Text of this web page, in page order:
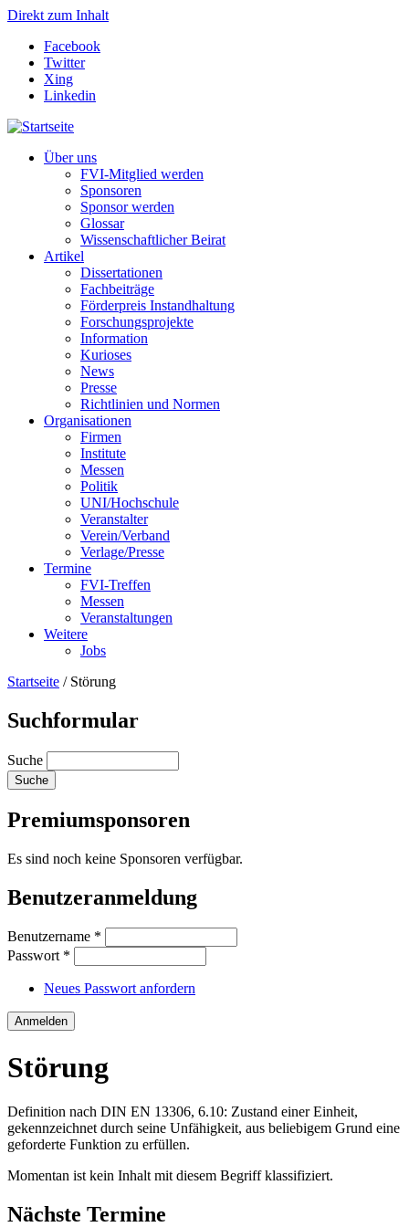
Direkt zum Inhalt
Facebook
Twitter
Xing
Linkedin
Über uns
FVI-Mitglied werden
Sponsoren
Sponsor werden
Glossar
Wissenschaftlicher Beirat
Artikel
Dissertationen
Fachbeiträge
Förderpreis Instandhaltung
Forschungsprojekte
Information
Kurioses
News
Presse
Richtlinien und Normen
Organisationen
Firmen
Institute
Messen
Politik
UNI/Hochschule
Veranstalter
Verein/Verband
Verlage/Presse
Termine
FVI-Treffen
Messen
Veranstaltungen
Weitere
Jobs
Startseite / Störung
Suchformular
Suche
Premiumsponsoren
Es sind noch keine Sponsoren verfügbar.
Benutzeranmeldung
Benutzername *
Passwort *
Neues Passwort anfordern
Störung
Definition nach DIN EN 13306, 6.10: Zustand einer Einheit,
gekennzeichnet durch seine Unfähigkeit, aus beliebigem Grund eine
geforderte Funktion zu erfüllen.
Momentan ist kein Inhalt mit diesem Begriff klassifiziert.
Nächste Termine